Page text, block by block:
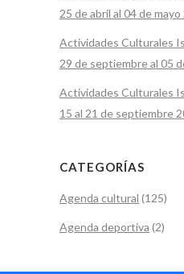
25 de abril al 04 de mayo
Actividades Culturales
29 de septiembre al 05
Actividades Culturales
15 al 21 de septiembre
CATEGORÍAS
Agenda cultural (125)
Agenda deportiva (2)